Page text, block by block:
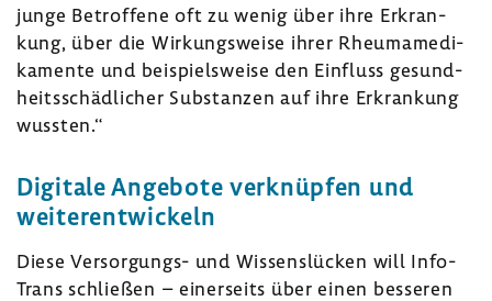
junge Betrof­fene oft zu wenig über ihre Erkran­
kung, über die Wirkungs­weise ihrer Rheu­ma­me­di­
ka­mente und beispiels­weise den Einfluss gesund­
heits­schäd­li­cher Substanzen auf ihre Erkran­kung
wussten.“
Digi­tale Ange­bote verknüpfen und
weiter­ent­wi­ckeln
Diese Versorgungs-​ und Wissens­lü­cken will Info­
Trans schließen – einer­seits über einen besseren